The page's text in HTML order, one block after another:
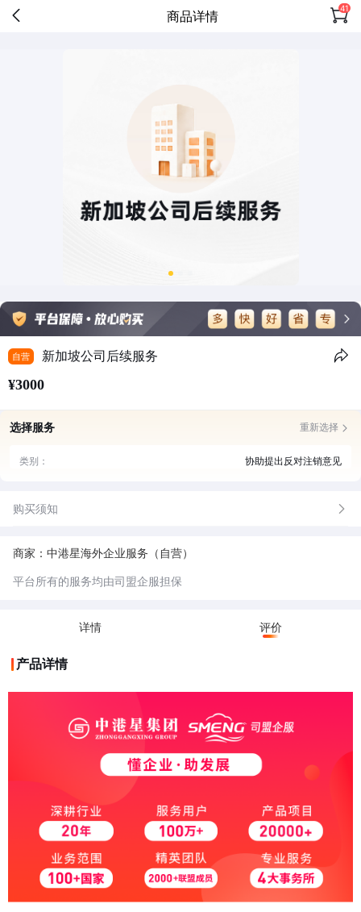
商品详情 41
自营 新加坡公司后续服务
¥3000
选择服务 重新选择
类别： 协助提出反对注销意见
购买须知
商家：中港星海外企业服务（自营）
平台所有的服务均由司盟企服担保
详情 评价
产品详情